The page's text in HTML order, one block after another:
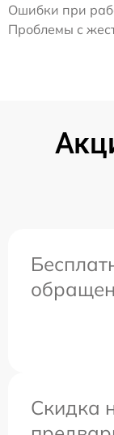
Ошибки при
Проблемы с
Скидка